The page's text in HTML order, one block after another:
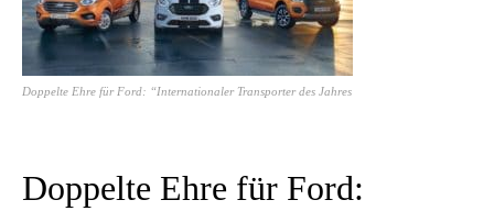
Doppelte Ehre für Ford: “Internationaler Transporter des Jahres
Doppelte Ehre für Ford: